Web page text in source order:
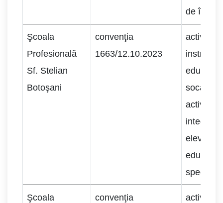
de
Şcoala
Profesională
Sf. Stelian
Botoşani
convenţia
1663/12.10.2023
activităţi
activităţi
integrare
elevilor
speciale.
Şcoala
convenţia
activităţi